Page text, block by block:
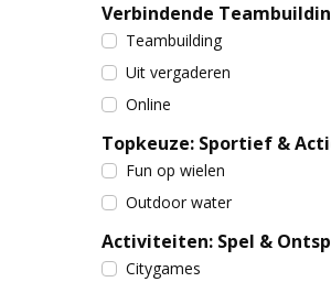
Verbindende
Teambuilding
Uit vergaderen
Online
Topkeuze: Sportief &
Fun op wielen
Outdoor water
Activiteiten: Spel &
Citygames